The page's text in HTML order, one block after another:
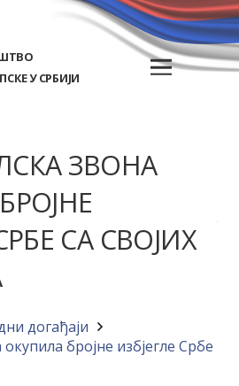
У СРБИЈИ
ЗВОНА
СА СВОЈИХ
догађаји
бројне избјегле Србе